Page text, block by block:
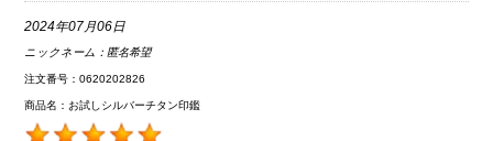
2024年07月06日
ニックネーム： 匿名希望
注文番号：0620202826
商品名：お試しシルバーチタン印鑑